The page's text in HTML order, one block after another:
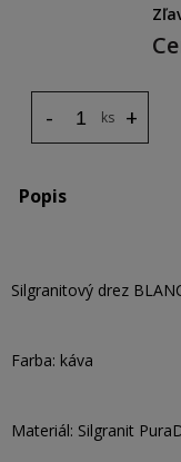
ks +
-
Popis
Silgranitový drez
Farba: káva
Materiál: Silgranit